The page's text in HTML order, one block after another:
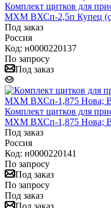
Комплект щитков для
МХМ ВХСп-2,5п Купец
Под заказ
Россия
Код: н0000220137
По запросу
Под заказ
Комплект щитков для
МХМ ВХСп-1,875 Нова;
Под заказ
Россия
Код: н0000220141
По запросу
Под заказ
По запросу
Под заказ
Под заказ